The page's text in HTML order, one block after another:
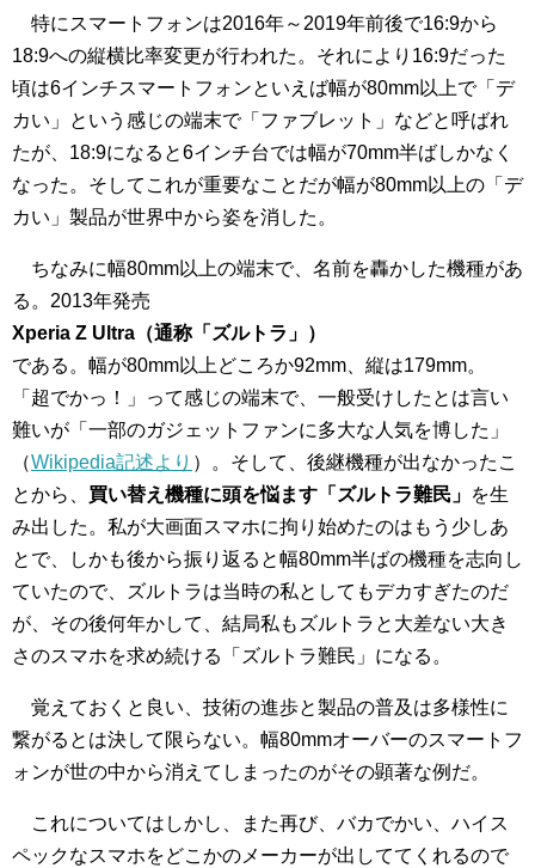
特にスマートフォンは2016年～2019年前後で16:9から
18:9への縦横比率変更が行われた。それにより16:9だった
頃は6インチスマートフォンといえば幅が80mm以上で「デ
カい」という感じの端末で「ファブレット」などと呼ばれ
たが、18:9になると6インチ台では幅が70mm半ばしかなく
なった。そしてこれが重要なことだが幅が80mm以上の「デ
カい」製品が世界中から姿を消した。
ちなみに幅80mm以上の端末で、名前を轟かした機種があ
る。2013年発売
Xperia Z Ultra（通称「ズルトラ」）
である。幅が80mm以上どころか92mm、縦は179mm。
「超でかっ！」って感じの端末で、一般受けしたとは言い
難いが「一部のガジェットファンに多大な人気を博した」
（Wikipedia記述より ）。そして、後継機種が出なかったこ
とから、 買い替え機種に頭を悩ます「ズルトラ難民」 を生
み出した。私が大画面スマホに拘り始めたのはもう少しあ
とで、しかも後から振り返ると幅80mm半ばの機種を志向し
ていたので、ズルトラは当時の私としてもデカすぎたのだ
が、その後何年かして、結局私もズルトラと大差ない大き
さのスマホを求め続ける「ズルトラ難民」になる。
覚えておくと良い、技術の進歩と製品の普及は多様性に
繋がるとは決して限らない。幅80mmオーバーのスマートフ
ォンが世の中から消えてしまったのがその顕著な例だ。
これについてはしかし、また再び、バカでかい、ハイス
ペックなスマホをどこかのメーカーが出しててくれるので